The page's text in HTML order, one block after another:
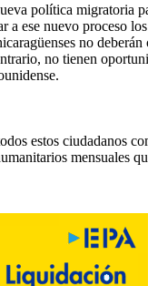
política migratoria
a ese nuevo proceso
no
no tienen
estos ciudadanos
mensuales